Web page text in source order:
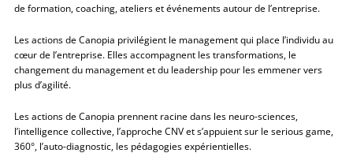
de formation, coaching, ateliers et événements autour de l’entreprise.
Les actions de Canopia privilégient le management qui place l’individu au
cœur de l’entreprise. Elles accompagnent les transformations, le
changement du management et du leadership pour les emmener vers
plus d’agilité.
Les actions de Canopia prennent racine dans les neuro-sciences,
l’intelligence collective, l’approche CNV et s’appuient sur le serious game,
360°, l’auto-diagnostic, les pédagogies expérientielles.